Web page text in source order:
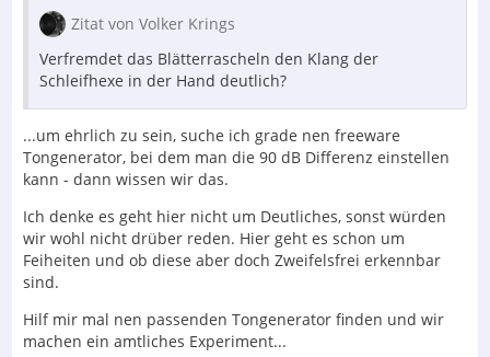
Zitat von Volker Krings
Verfremdet das Blätterrascheln den Klang der
Schleifhexe in der Hand deutlich?
...um ehrlich zu sein, suche ich grade nen freeware
Tongenerator, bei dem man die 90 dB Differenz einstellen
kann - dann wissen wir das.
Ich denke es geht hier nicht um Deutliches, sonst würden
wir wohl nicht drüber reden. Hier geht es schon um
Feiheiten und ob diese aber doch Zweifelsfrei erkennbar
sind.
Hilf mir mal nen passenden Tongenerator finden und wir
machen ein amtliches Experiment...